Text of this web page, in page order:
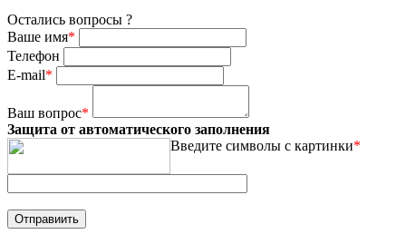
Остались вопросы ?
Ваше имя*
Телефон
E-mail*
Ваш вопрос*
Защита от автоматического заполнения
Введите символы с картинки*